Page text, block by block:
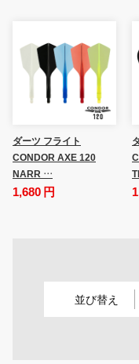
ダーツ フライト
CONDOR AXE 120
NARR …
1,680 円
並び替え